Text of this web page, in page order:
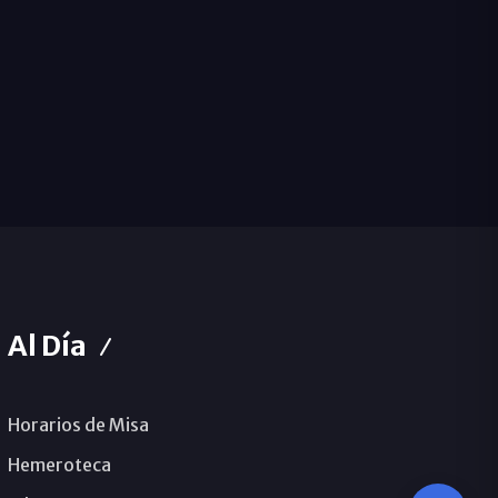
Al Día
Horarios de Misa
Hemeroteca